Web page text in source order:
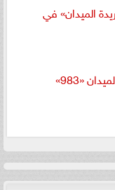
الميدان» في
«983»